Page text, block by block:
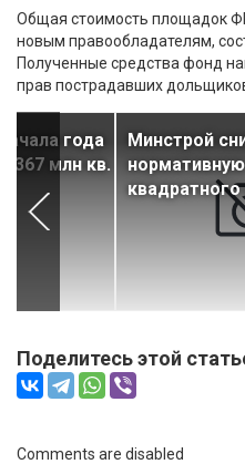
Общая стоимость площадок
новым правообладателям,
Полученные средства фонд
прав пострадавших
года
млн кв.
Минстрой
Поделитесь этой
Comments are disabled